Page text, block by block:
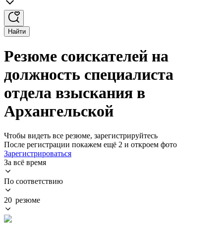
Найти
Резюме соискателей на
должность специалиста
отдела взыскания в
Архангельской
Чтобы видеть все резюме, зарегистрируйтесь
После регистрации покажем ещё 2 и откроем фото
Зарегистрироваться
За всё время
По соответствию
20 резюме